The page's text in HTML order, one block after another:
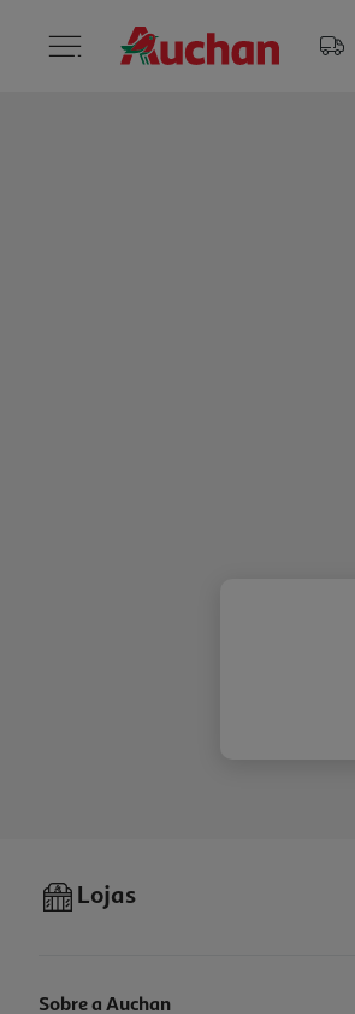
Lojas
Sobre a Auchan